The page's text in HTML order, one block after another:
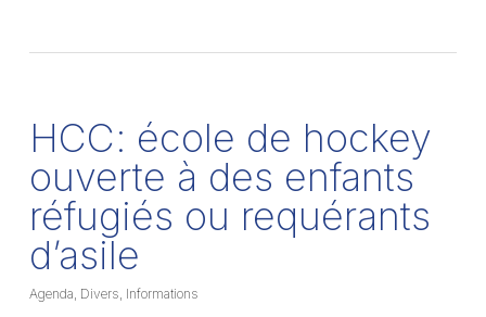
HCC: école de hockey
ouverte à des enfants
réfugiés ou requérants
d’asile
Agenda, Divers, Informations